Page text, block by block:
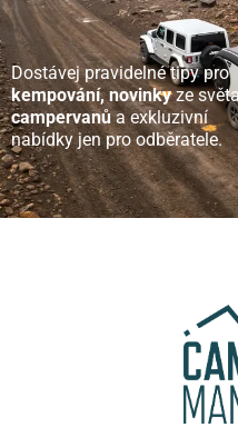
Dostávej pravidelné tipy pro
kempování, novinkyze
campervanůa exkluzivní
nabídky jen pro odběratele.